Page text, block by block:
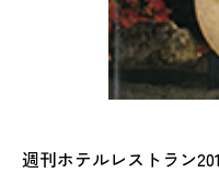
週刊ホテルレストラン